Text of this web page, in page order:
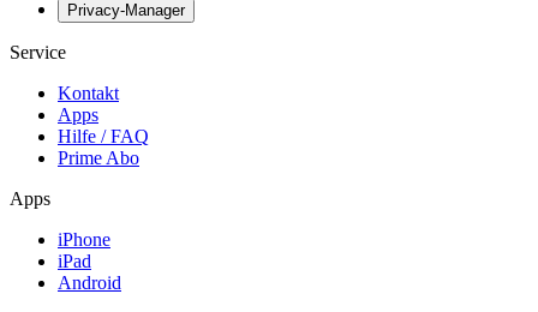
Privacy-Manager
Service
Kontakt
Apps
Hilfe / FAQ
Prime Abo
Apps
iPhone
iPad
Android